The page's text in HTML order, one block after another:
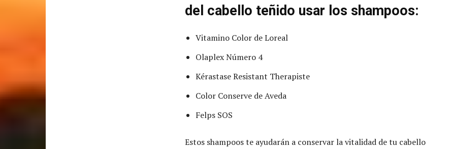
del cabello teñido usar los shampoos:
Vitamino Color de Loreal
Olaplex Número 4
Kérastase Resistant Therapiste
Color Conserve de Aveda
Felps SOS
Estos shampoos te ayudarán a conservar la vitalidad de tu cabello